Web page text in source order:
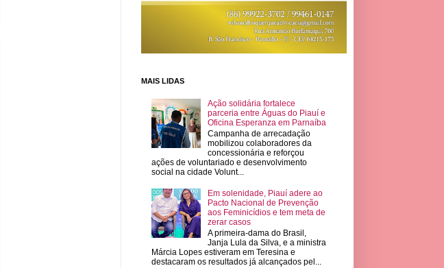
MAIS LIDAS
Ação solidária fortalece
parceria entre Águas do Piauí e
Oficina Esperanza em Parnaíba
Campanha de arrecadação
mobilizou colaboradores da
concessionária e reforçou
ações de voluntariado e desenvolvimento
social na cidade Volunt...
Em solenidade, Piauí adere ao
Pacto Nacional de Prevenção
aos Feminicídios e tem meta de
zerar casos
A primeira-dama do Brasil,
Janja Lula da Silva, e a ministra
Márcia Lopes estiveram em Teresina e
destacaram os resultados já alcançados pel...